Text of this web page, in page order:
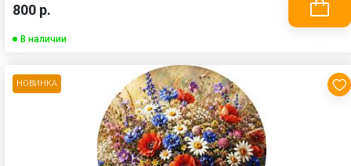
800 р.
В наличии
НОВИНКА